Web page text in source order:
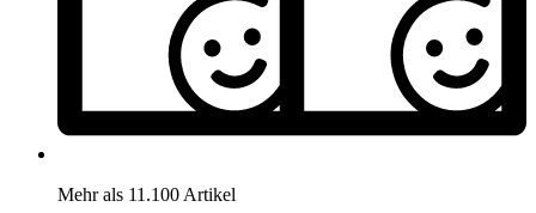
Mehr als 11.100 Artikel